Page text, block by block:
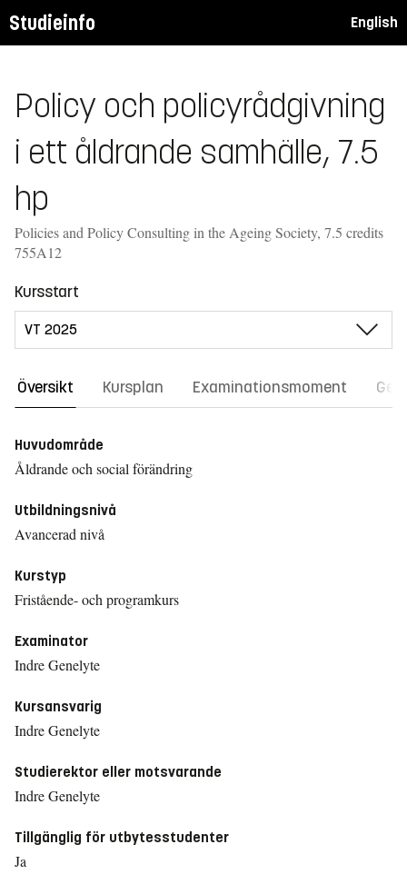
Studieinfo English
Policy och policyrådgivning
i ett åldrande samhälle, 7.5
hp
Policies and Policy Consulting in the Ageing Society, 7.5 credits
755A12
Kursstart
Översikt Kursplan Examinationsmoment
Huvudområde
Åldrande och social förändring
Utbildningsnivå
Avancerad nivå
Kurstyp
Fristående- och programkurs
Examinator
Indre Genelyte
Kursansvarig
Indre Genelyte
Studierektor eller motsvarande
Indre Genelyte
Tillgänglig för utbytesstudenter
Ja